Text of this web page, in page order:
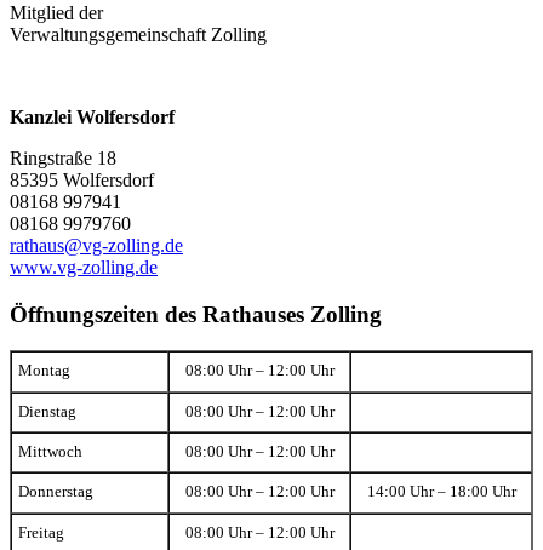
Mitglied der
Verwaltungsgemeinschaft Zolling
Kanzlei Wolfersdorf
Ringstraße 18
85395 Wolfersdorf
08168 997941
08168 9979760
rathaus@vg-zolling.de
www.vg-zolling.de
Öffnungszeiten des Rathauses Zolling
Montag 08:00 Uhr – 12:00 Uhr
Dienstag 08:00 Uhr – 12:00 Uhr
Mittwoch 08:00 Uhr – 12:00 Uhr
Donnerstag 08:00 Uhr – 12:00 Uhr 14:00 Uhr – 18:00 Uhr
Freitag 08:00 Uhr – 12:00 Uhr